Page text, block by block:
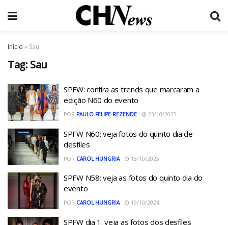
Início » Sau
Tag: Sau
SPFW: confira as trends que marcaram a
edição N60 do evento
POR PAULO FELIPE REZENDE 23/10/2025
SPFW N60: veja fotos do quinto dia de
desfiles
POR CAROL HUNGRIA 18/10/2025
SPFW N58: veja as fotos do quinto dia do
evento
POR CAROL HUNGRIA 19/10/2024
SPFW dia 1: veja as fotos dos desfiles